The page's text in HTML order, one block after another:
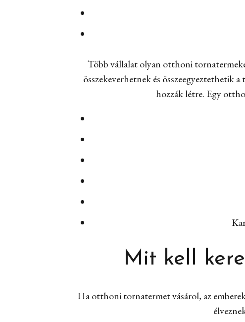
Több vállalat olyan otthoni
összekeverhetnek és összeegyeztethetik
hozzák létre. Egy
Mit kell
Ha otthoni tornatermet vásárol, az